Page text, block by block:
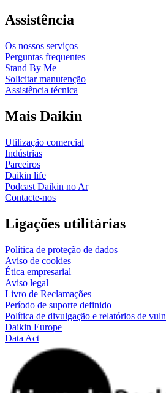
Assistência
Os nossos serviços
Perguntas frequentes
Stand By Me
Solicitar manutenção
Assistência técnica
Mais Daikin
Utilização comercial
Indústrias
Parceiros
Daikin life
Podcast Daikin no Ar
Contacte-nos
Ligações utilitárias
Política de proteção de dados
Aviso de cookies
Ética empresarial
Aviso legal
Livro de Reclamações
Período de suporte definido
Política de divulgação e relatórios de
Daikin Europe
Data Act